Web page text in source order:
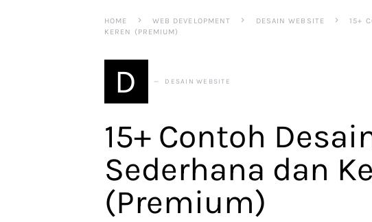
HOME WEB DEVELOPMENT DESAIN WEBSITE
15+
KEREN (PREMIUM)
D DESAIN WEBSITE
15+ Contoh
Sederhana dan
(Premium)